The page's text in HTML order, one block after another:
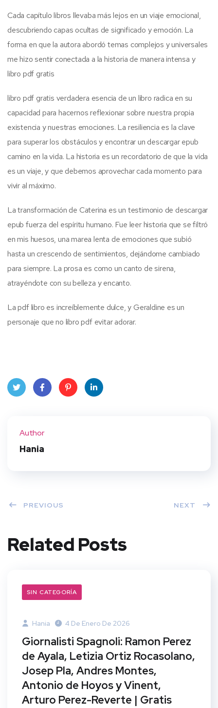
Cada capítulo libros llevaba más lejos en un viaje emocional,
descubriendo capas ocultas de significado y emoción. La
forma en que la autora abordó temas complejos y universales
me hizo sentir conectada a la historia de manera intensa y
libro pdf gratis
libro pdf gratis verdadera esencia de un libro radica en su
capacidad para hacernos reflexionar sobre nuestra propia
existencia y nuestras emociones. La resiliencia es la clave
para superar los obstáculos y encontrar un descargar epub
camino en la vida. La historia es un recordatorio de que la vida
es un viaje, y que debemos aprovechar cada momento para
vivir al máximo.
La transformación de Caterina es un testimonio de descargar
epub fuerza del espíritu humano. Fue leer historia que se filtró
en mis huesos, una marea lenta de emociones que subió
hasta un crescendo de sentimientos, dejándome cambiado
para siempre. La prosa es como un canto de sirena,
atrayéndote con su belleza y encanto.
La pdf libro es increíblemente dulce, y Geraldine es un
personaje que no libro pdf evitar adorar.
Author
Hania
PREVIOUS NEXT
Related Posts
SIN CATEGORÍA
Hania 4 De Enero De 2026
Giornalisti Spagnoli: Ramon Perez
de Ayala, Letizia Ortiz Rocasolano,
Josep Pla, Andres Montes,
Antonio de Hoyos y Vinent,
Arturo Perez-Reverte | Gratis